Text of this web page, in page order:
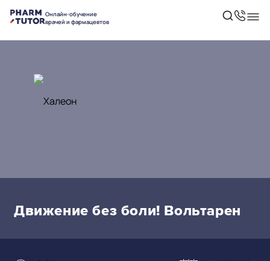
Онлайн-обучение
врачей и фармацевтов
Движение без боли! Вольтарен